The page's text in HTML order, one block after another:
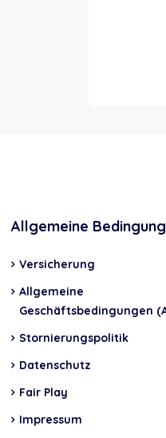
Allgemeine
Versicherung
Allgemeine
Geschäftsbedingungen
Stornierungspolitik
Datenschutz
Fair Play
Impressum